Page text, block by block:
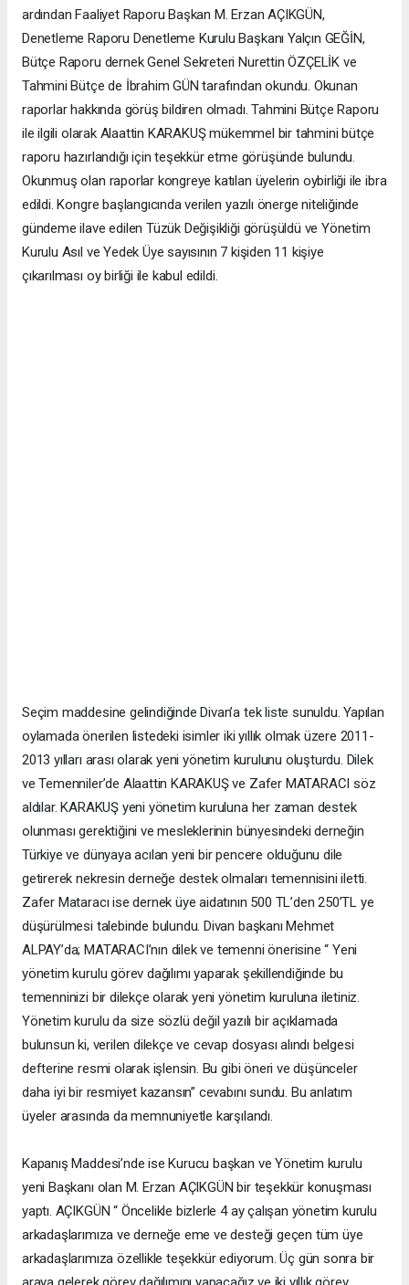
ardından Faaliyet Raporu Başkan M. Erzan AÇIKGÜN,
Denetleme Raporu Denetleme Kurulu Başkanı Yalçın GEĞİN,
Bütçe Raporu dernek Genel Sekreteri Nurettin ÖZÇELİK ve
Tahmini Bütçe de İbrahim GÜN tarafından okundu. Okunan
raporlar hakkında görüş bildiren olmadı. Tahmini Bütçe Raporu
ile ilgili olarak Alaattin KARAKUŞ mükemmel bir tahmini bütçe
raporu hazırlandığı için teşekkür etme görüşünde bulundu.
Okunmuş olan raporlar kongreye katılan üyelerin oybirliği ile ibra
edildi. Kongre başlangıcında verilen yazılı önerge niteliğinde
gündeme ilave edilen Tüzük Değişikliği görüşüldü ve Yönetim
Kurulu Asıl ve Yedek Üye sayısının 7 kişiden 11 kişiye
çıkarılması oy birliği ile kabul edildi.
Seçim maddesine gelindiğinde Divan’a tek liste sunuldu. Yapılan
oylamada önerilen listedeki isimler iki yıllık olmak üzere 2011-
2013 yılları arası olarak yeni yönetim kurulunu oluşturdu. Dilek
ve Temenniler’de Alaattin KARAKUŞ ve Zafer MATARACI söz
aldılar. KARAKUŞ yeni yönetim kuruluna her zaman destek
olunması gerektiğini ve mesleklerinin bünyesindeki derneğin
Türkiye ve dünyaya acılan yeni bir pencere olduğunu dile
getirerek nekresin derneğe destek olmaları temennisini iletti.
Zafer Mataracı ise dernek üye aidatının 500 TL’den 250’TL ye
düşürülmesi talebinde bulundu. Divan başkanı Mehmet
ALPAY’da; MATARACI’nın dilek ve temenni önerisine “ Yeni
yönetim kurulu görev dağılımı yaparak şekillendiğinde bu
temenninizi bir dilekçe olarak yeni yönetim kuruluna iletiniz.
Yönetim kurulu da size sözlü değil yazılı bir açıklamada
bulunsun ki, verilen dilekçe ve cevap dosyası alındı belgesi
defterine resmi olarak işlensin. Bu gibi öneri ve düşünceler
daha iyi bir resmiyet kazansın” cevabını sundu. Bu anlatım
üyeler arasında da memnuniyetle karşılandı.
Kapanış Maddesi’nde ise Kurucu başkan ve Yönetim kurulu
yeni Başkanı olan M. Erzan AÇIKGÜN bir teşekkür konuşması
yaptı. AÇIKGÜN “ Öncelikle bizlerle 4 ay çalışan yönetim kurulu
arkadaşlarımıza ve derneğe eme ve desteği geçen tüm üye
arkadaşlarımıza özellikle teşekkür ediyorum. Üç gün sonra bir